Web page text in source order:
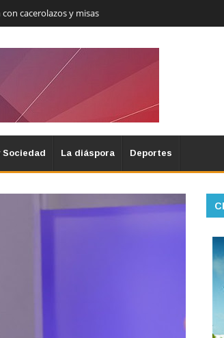
cacerolazos y misas
Sociedad La diáspora Deportes